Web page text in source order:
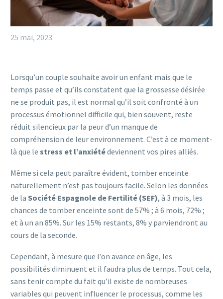
25 mai, 2023
Lorsqu’un couple souhaite avoir un enfant mais que le
temps passe et qu’ils constatent que la grossesse désirée
ne se produit pas, il est normal qu’il soit confronté à un
processus émotionnel difficile qui, bien souvent, reste
réduit silencieux par la peur d’un manque de
compréhension de leur environnement. C’est à ce moment-
là que le stress et l’anxiétédeviennent vos pires alliés.
Même si cela peut paraître évident, tomber enceinte
naturellement n’est pas toujours facile. Selon les données
de la Société Espagnole de Fertilité (SEF), à 3 mois, les
chances de tomber enceinte sont de 57% ; à 6 mois, 72% ;
et à un an 85%. Sur les 15% restants, 8% y parviendront au
cours de la seconde.
Cependant, à mesure que l’on avance en âge, les
possibilités diminuent et il faudra plus de temps. Tout cela,
sans tenir compte du fait qu’il existe de nombreuses
variables qui peuvent influencer le processus, comme les